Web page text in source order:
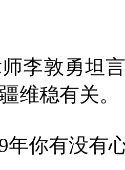
李敦勇坦
维稳有关。
年你有没有